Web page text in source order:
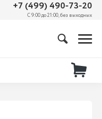
+7 (499) 490-73-20
С 9:00 до 21:00, без выходных